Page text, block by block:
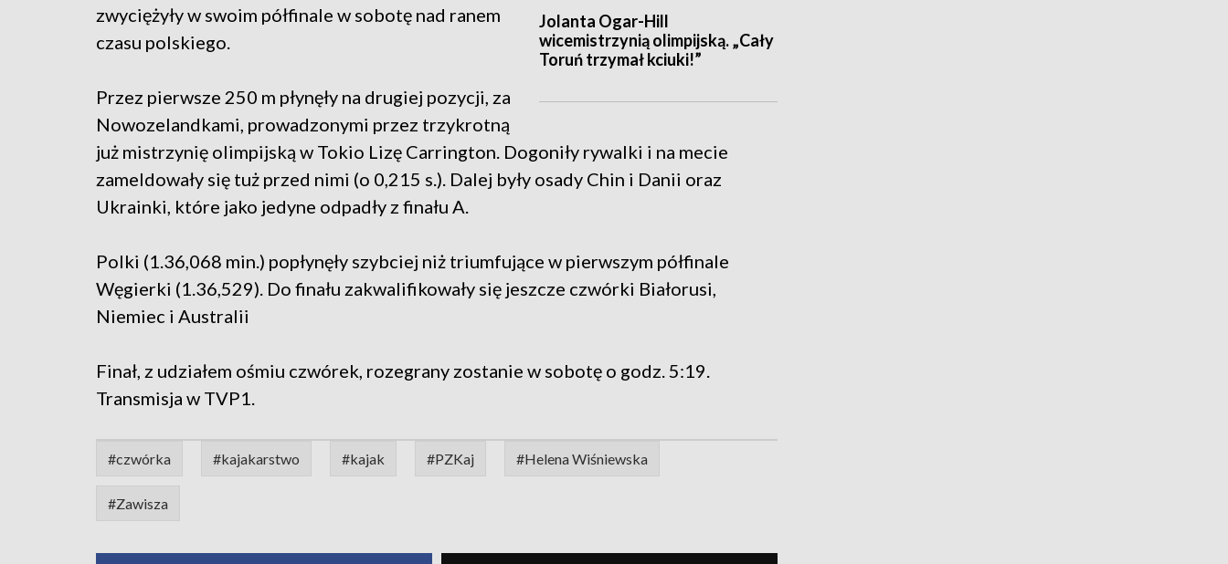
Jolanta Ogar-Hill
wicemistrzynią olimpijską. „Cały
Toruń trzymał kciuki!”
zwyciężyły w swoim półfinale w sobotę nad ranem
czasu polskiego.
Przez pierwsze 250 m płynęły na drugiej pozycji, za
Nowozelandkami, prowadzonymi przez trzykrotną
już mistrzynię olimpijską w Tokio Lizę Carrington. Dogoniły rywalki i na mecie
zameldowały się tuż przed nimi (o 0,215 s.). Dalej były osady Chin i Danii oraz
Ukrainki, które jako jedyne odpadły z finału A.
Polki (1.36,068 min.) popłynęły szybciej niż triumfujące w pierwszym półfinale
Węgierki (1.36,529). Do finału zakwalifikowały się jeszcze czwórki Białorusi,
Niemiec i Australii
Finał, z udziałem ośmiu czwórek, rozegrany zostanie w sobotę o godz. 5:19.
Transmisja w TVP1.
#czwórka #kajakarstwo #kajak #PZKaj #Helena Wiśniewska
#Zawisza